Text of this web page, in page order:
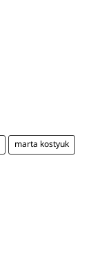
marta kostyuk